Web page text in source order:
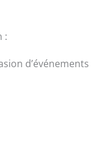
:
d’événements